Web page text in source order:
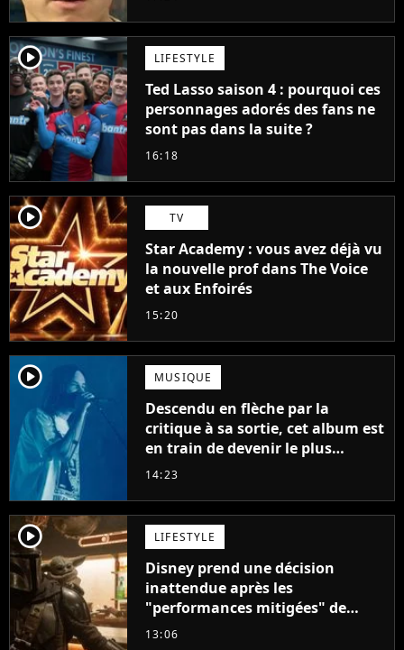
player2 LIFESTYLE
Ted Lasso saison 4 : pourquoi ces
personnages adorés des fans ne
sont pas dans la suite ?
16:18
player2 TV
Star Academy : vous avez déjà vu
la nouvelle prof dans The Voice
et aux Enfoirés
15:20
player2 MUSIQUE
Descendu en flèche par la
critique à sa sortie, cet album est
en train de devenir le plus
populaire de son auteur
14:23
player2 LIFESTYLE
Disney prend une décision
inattendue après les
"performances mitigées" de
Vaiana et The Mandalorian &
13:06